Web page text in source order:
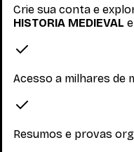
UNIVERSIDADE
ESPECIAIS DE
Nenhum inscrito
Materiais
Explore os materiais
Crie sua conta e
HISTORIA MEDIEVAL
Acesso a milhares de
Resumos e provas